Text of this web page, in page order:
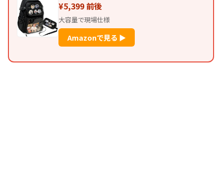
¥5,399 前後
大容量で現場仕様
Amazonで見る ▶